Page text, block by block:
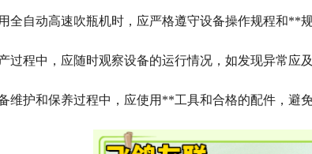
全自动高速吹瓶机时，应严格遵守设备操作规程和**
过程中，应随时观察设备的运行情况，如发现异常应
维护和保养过程中，应使用**工具和合格的配件，避